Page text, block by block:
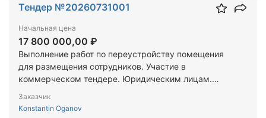
Тендер №20260731001
Начальная цена
17 800 000,00 ₽
Выполнение работ по переустройству помещения
для размещения сотрудников. Участие в
коммерческом тендере. Юридическим лицам.
Заказчик
Konstantin Oganov